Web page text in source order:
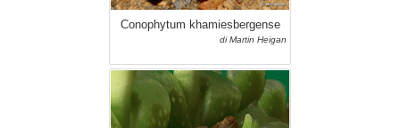
Conophytum khamiesbergense
di Martin Heigan